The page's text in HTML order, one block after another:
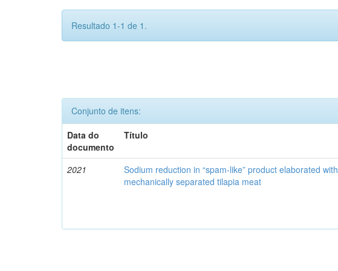
Resultado 1-1 de 1.
Conjunto de itens:
Data do
documento
Título
2021
Sodium reduction in “spam-like” product elaborated with
mechanically separated tilapia meat